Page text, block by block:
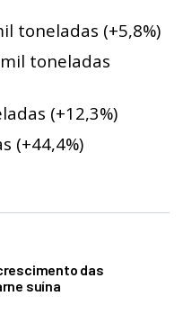
toneladas (+5,8%)
toneladas
(+12,3%)
(+44,4%)
das
suína